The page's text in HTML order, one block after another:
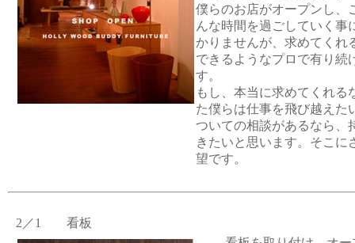
僕らのお店がオープンし、
んな時間を過ごしていく事
かりませんが、求めてくれ
できるようなプロで有り続
す。
もし、本当に求めてくれる
た僕らは仕事を飛び越えた
ついての相談があるなら、
きたいと思います。そこに
望です。
2／1 看板